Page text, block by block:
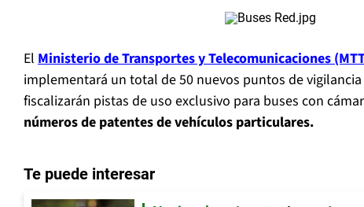
El Ministerio de Transportes y Telecomunicaciones
implementará un total de 50 nuevos puntos de
fiscalizarán pistas de uso exclusivo para buses con
números de patentes de vehículos particulares.
Te puede interesar